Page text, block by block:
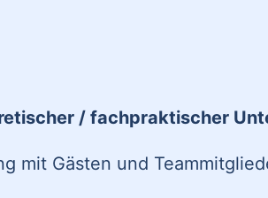
/ fachpraktischer
mit Gästen und